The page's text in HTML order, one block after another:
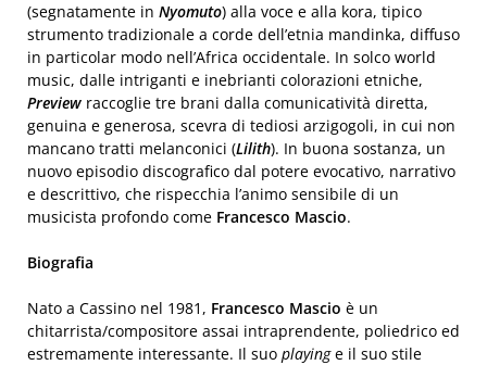
(segnatamente in Nyomuto) alla voce e alla kora, tipico
strumento tradizionale a corde dell’etnia mandinka, diffuso
in particolar modo nell’Africa occidentale. In solco world
music, dalle intriganti e inebrianti colorazioni etniche,
Preview raccoglie tre brani dalla comunicatività diretta,
genuina e generosa, scevra di tediosi arzigogoli, in cui non
mancano tratti melanconici (Lilith). In buona sostanza, un
nuovo episodio discografico dal potere evocativo, narrativo
e descrittivo, che rispecchia l’animo sensibile di un
musicista profondo come Francesco Mascio.
Biografia
Nato a Cassino nel 1981, Francesco Mascio è un
chitarrista/compositore assai intraprendente, poliedrico ed
estremamente interessante. Il suo playinge il suo stile